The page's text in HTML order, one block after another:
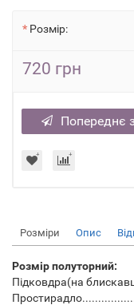
Розмір:
720 грн
Попереднє
Розміри Опис
Розмір полуторний:
Підковдра(на